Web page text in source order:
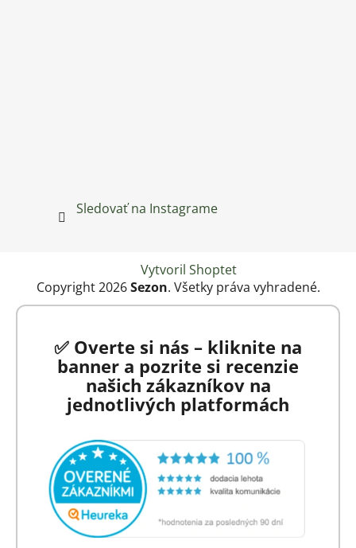
Sledovať na Instagrame
Vytvoril Shoptet
Copyright 2026Sezon. Všetky práva vyhradené.
✅ Overte si nás – kliknite na
banner a pozrite si recenzie
našich zákazníkov na
jednotlivých platformách